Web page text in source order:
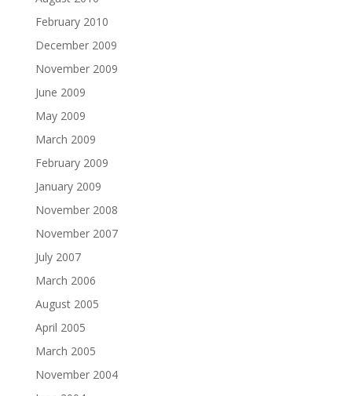
February 2010
December 2009
November 2009
June 2009
May 2009
March 2009
February 2009
January 2009
November 2008
November 2007
July 2007
March 2006
August 2005
April 2005
March 2005
November 2004